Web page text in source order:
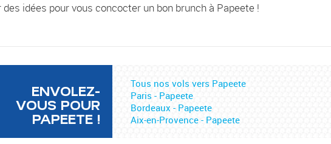
idées pour vous concocter un bon brunch à Papeete !
ENVOLEZ-
VOUS POUR
PAPEETE !
Tous nos vols vers Papeete
Paris - Papeete
Bordeaux - Papeete
Aix-en-Provence - Papeete